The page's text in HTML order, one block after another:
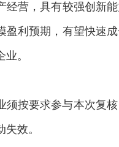
经营，具有较强创新
盈利预期，有望快速
。
须按要求参与本次复
效。